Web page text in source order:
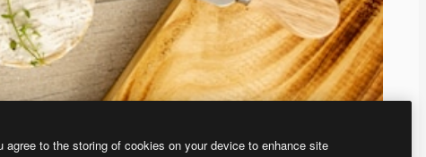
agree to the storing of cookies on your device to enhance site